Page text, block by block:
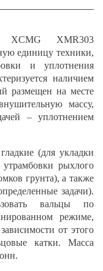
XCMG XMR303
единицу техники,
и уплотнения
наличием
размещен на месте
массу,
– уплотнением
(для укладки
рыхлого
грунта), а также
задачи).
вальцы по
режиме,
от этого
катки. Масса